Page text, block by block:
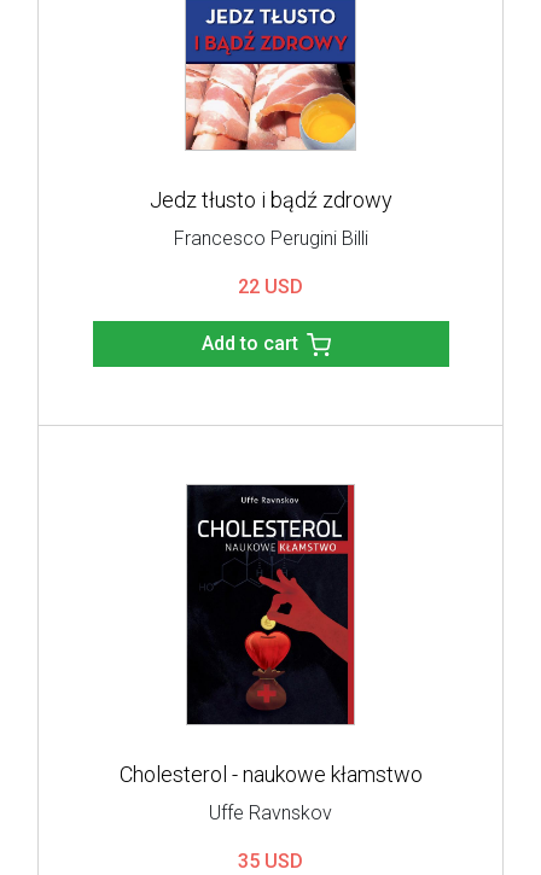
Jedz tłusto i bądź zdrowy
Francesco Perugini Billi
22 USD
Add to cart
Cholesterol - naukowe kłamstwo
Uffe Ravnskov
35 USD